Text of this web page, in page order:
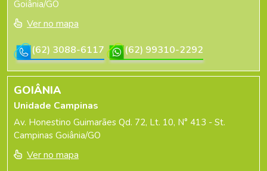
Goiânia/GO
Ver no mapa
(62) 3088-6117
(62) 99310-2292
GOIÂNIA
Unidade Campinas
Av. Honestino Guimarães Qd. 72, Lt. 10, N° 413 - St.
Campinas Goiânia/GO
Ver no mapa